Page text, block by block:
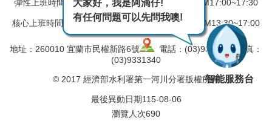
彈性上班時間：AM08:00~08:30 彈性下班時間：PM17:00~17:30
核心上班時間：星期一 ~ 星期五 AM08:30~12:30 PM13:30~17:00
地址：260010 宜蘭市民權新路6號
電話：(03)9324031 傳真：
(03)9331340
© 2017 經濟部水利署第一河川分署版權所有
最後異動日期115-08-06
瀏覽人次690
大家好，我是阿滴仔!
有任何問題可以先問我噢!
智能服務台